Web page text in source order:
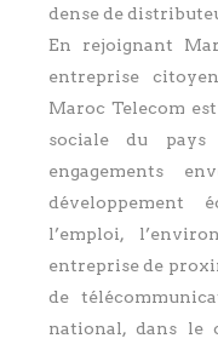
dense de
En rejoignant
entreprise
Maroc Telecom
sociale du
engagements
développement
l’emploi,
entreprise de
de
national, dans le